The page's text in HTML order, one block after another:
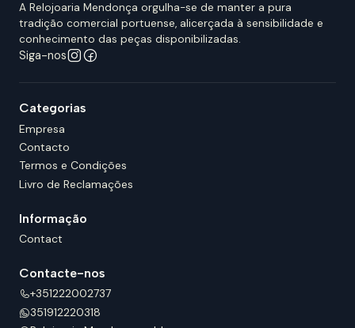
A Relojoaria Mendonça orgulha-se de manter a pura
tradição comercial portuense, alicerçada à sensibilidade e
conhecimento das peças disponibilizadas.
Siga-nos
Categorias
Empresa
Contacto
Termos e Condições
Livro de Reclamações
Informação
Contact
Contacte-nos
+351222002737
351912220318